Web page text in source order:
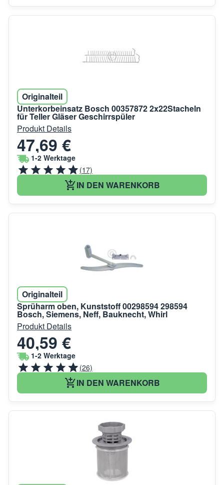
Originalteil
Unterkorbeinsatz Bosch 00357872 2x22Stacheln
für Teller Gläser Geschirrspüler
Produkt Details
47,69 €
1-2 Werktage
(17)
IN DEN WARENKORB
Originalteil
Sprüharm oben, Kunststoff 00298594 298594
Bosch, Siemens, Neff, Bauknecht, Whirl
Produkt Details
40,59 €
1-2 Werktage
(26)
IN DEN WARENKORB